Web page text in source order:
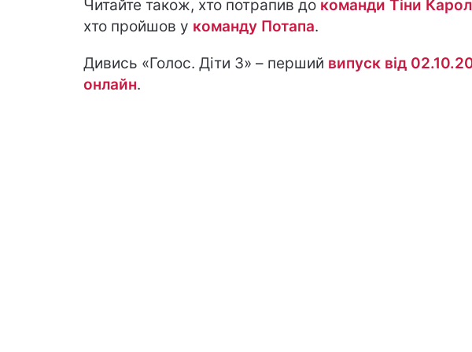
Читайте також, хто потрапив до команди Тіни
хто пройшов у команду Потапа.
Дивись «Голос. Діти 3» – перший випуск від
онлайн.